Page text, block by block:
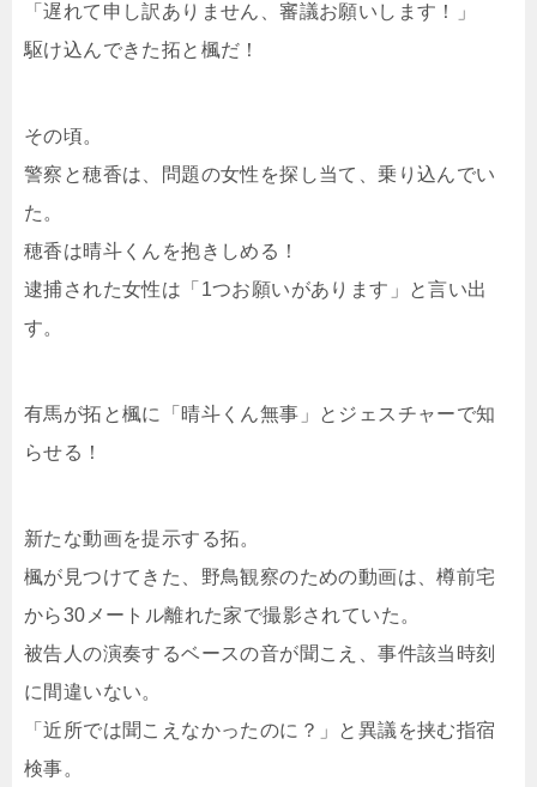
「遅れて申し訳ありません、審議お願いします！」
駆け込んできた拓と楓だ！
その頃。
警察と穂香は、問題の女性を探し当て、乗り込んでい
た。
穂香は晴斗くんを抱きしめる！
逮捕された女性は「1つお願いがあります」と言い出
す。
有馬が拓と楓に「晴斗くん無事」とジェスチャーで知
らせる！
新たな動画を提示する拓。
楓が見つけてきた、野鳥観察のための動画は、樽前宅
から30メートル離れた家で撮影されていた。
被告人の演奏するベースの音が聞こえ、事件該当時刻
に間違いない。
「近所では聞こえなかったのに？」と異議を挟む指宿
検事。